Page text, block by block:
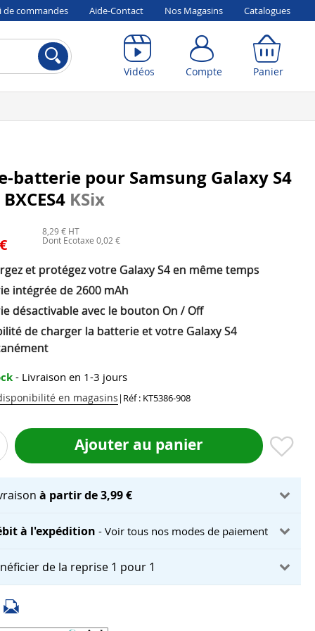
de commandes Aide-Contact Nos Magasins Catalogues
Vidéos Compte Panier
batterie pour Samsung Galaxy S4
KSix
8,29 € HT
Dont Ecotaxe 0,02 €
et protégez votre Galaxy S4 en même temps
intégrée de 2600 mAh
désactivable avec le bouton On / Off
de charger la batterie et votre Galaxy S4
- Livraison en 1-3 jours
en magasins | Réf : KT5386-908
Ajouter au panier
à partir de 3,99 €
à l'expédition- Voir tous nos modes de paiement
de la reprise 1 pour 1
Compte Panier